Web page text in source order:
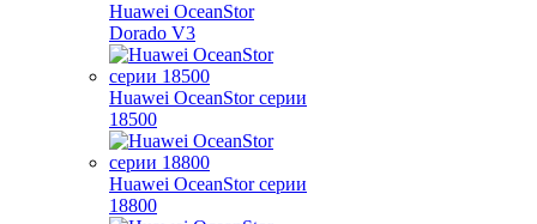
Huawei OceanStor
Dorado V3
Huawei OceanStor серии
18500
Huawei OceanStor серии
18800